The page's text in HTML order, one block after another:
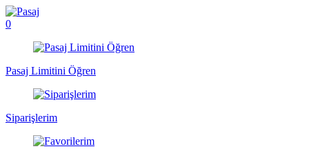
0
Pasaj Limitini Öğren
Siparişlerim